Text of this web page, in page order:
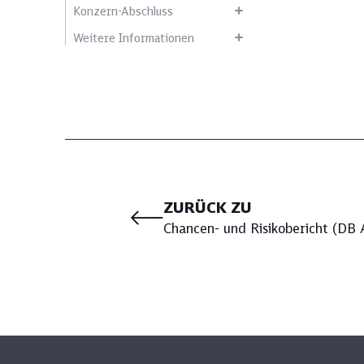
Konzern-Abschluss
Weitere Informationen
ZURÜCK ZU
Chancen- und Risikobericht (DB